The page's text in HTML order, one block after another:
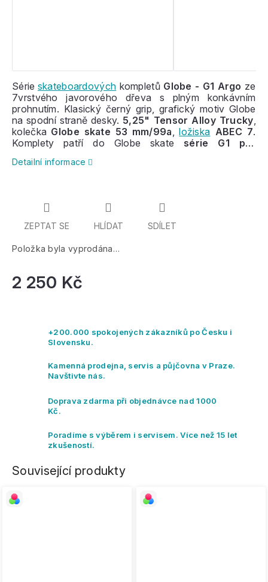
2 250 Kč
Položka byla vyprodána…
Série skateboardových kompletů Globe - G1 Argo ze
7vrstvého javorového dřeva s plným konkávním
prohnutím. Klasický černý grip, grafický motiv Globe
na spodní straně desky. 5,25" Tensor Alloy Trucky,
kolečka Globe skate 53 mm/99a,ložiska ABEC 7.
Komplety patří do Globe skate série G1 pro
Detailní informace
ZEPTAT SE HLÍDAT SDÍLET
+200.000 spokojených zákazníků po Česku i
Slovensku.
Kamenná prodejna, servis a půjčovna v Praze.
Navštivte nás.
Doprava zdarma při objednávce nad 1000
Kč.
Poradíme s výběrem i servisem. Více než 15 let
zkušeností.
Související produkty